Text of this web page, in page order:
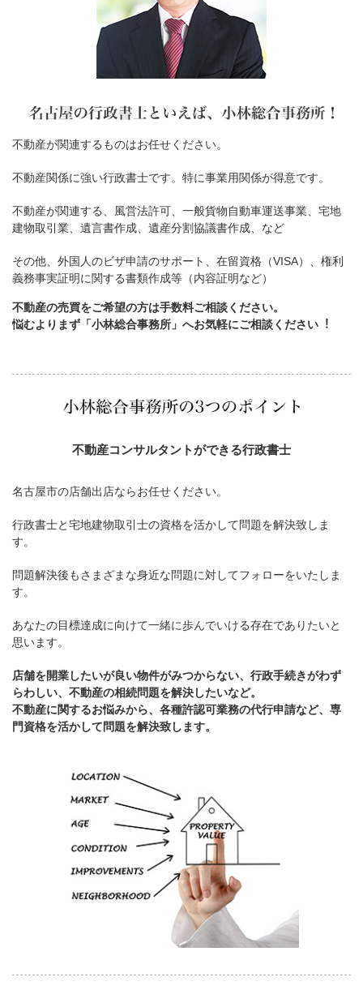
不動産が関連するものはお任せください。
不動産関係に強い行政書士です。特に事業用関係が得意です。
不動産が関連する、風営法許可、一般貨物自動車運送事業、宅地
建物取引業、遺言書作成、遺産分割協議書作成、など
その他、外国人のビザ申請のサポート、在留資格（VISA）、権利
義務事実証明に関する書類作成等（内容証明など）
不動産の売買をご希望の方は手数料ご相談ください。
悩むよりまず「小林総合事務所」へお気軽にご相談ください︕
不動産コンサルタントができる行政書士
名古屋市の店舗出店ならお任せください。
行政書士と宅地建物取引士の資格を活かして問題を解決致しま
す。
問題解決後もさまざまな身近な問題に対してフォローをいたしま
す。
あなたの目標達成に向けて一緒に歩んでいける存在でありたいと
思います。
店舗を開業したいが良い物件がみつからない、行政手続きがわず
らわしい、不動産の相続問題を解決したいなど。
不動産に関するお悩みから、各種許認可業務の代行申請など、専
門資格を活かして問題を解決致します。